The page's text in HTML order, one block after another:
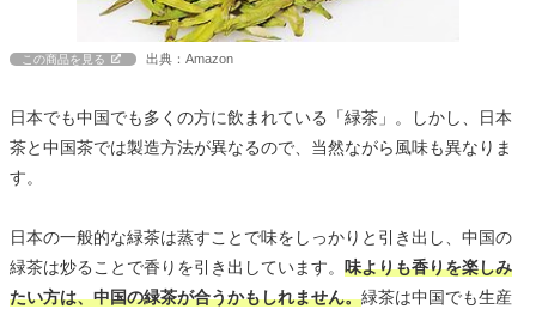
この商品を見る 出典：Amazon
日本でも中国でも多くの方に飲まれている「緑茶」。しかし、日本
茶と中国茶では製造方法が異なるので、当然ながら風味も異なりま
す。
日本の一般的な緑茶は蒸すことで味をしっかりと引き出し、中国の
緑茶は炒ることで香りを引き出しています。 味よりも香りを楽しみ
たい方は、中国の緑茶が合うかもしれません。緑茶は中国でも生産